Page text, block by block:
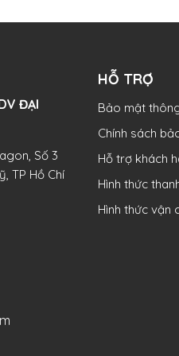
ĐẠI
Số 3
TP Hồ Chí
HỖ TRỢ
Bảo mật
Chính sách
Hỗ trợ khách
Hình thức
Hình thức vận